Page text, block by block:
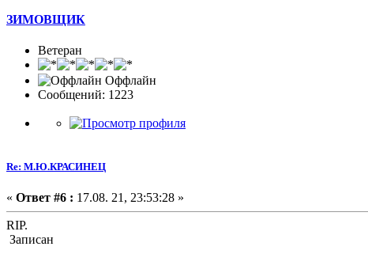
ЗИМОВЩИК
Ветеран
Оффлайн
Сообщений: 1223
Re: М.Ю.КРАСИНЕЦ
« Ответ #6 : 17.08. 21, 23:53:28 »
RIP.
Записан